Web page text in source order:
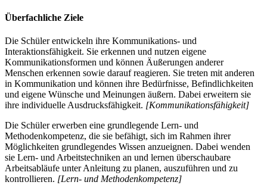
Überfachliche Ziele
Die Schüler entwickeln ihre Kommunikations- und
Interaktionsfähigkeit. Sie erkennen und nutzen eigene
Kommunikationsformen und können Äußerungen anderer
Menschen erkennen sowie darauf reagieren. Sie treten mit anderen
in Kommunikation und können ihre Bedürfnisse, Befindlichkeiten
und eigene Wünsche und Meinungen äußern. Dabei erweitern sie
ihre individuelle Ausdrucksfähigkeit. [Kommunikationsfähigkeit]
Die Schüler erwerben eine grundlegende Lern- und
Methodenkompetenz, die sie befähigt, sich im Rahmen ihrer
Möglichkeiten grundlegendes Wissen anzueignen. Dabei wenden
sie Lern- und Arbeitstechniken an und lernen überschaubare
Arbeitsabläufe unter Anleitung zu planen, auszuführen und zu
kontrollieren. [Lern- und Methodenkompetenz]